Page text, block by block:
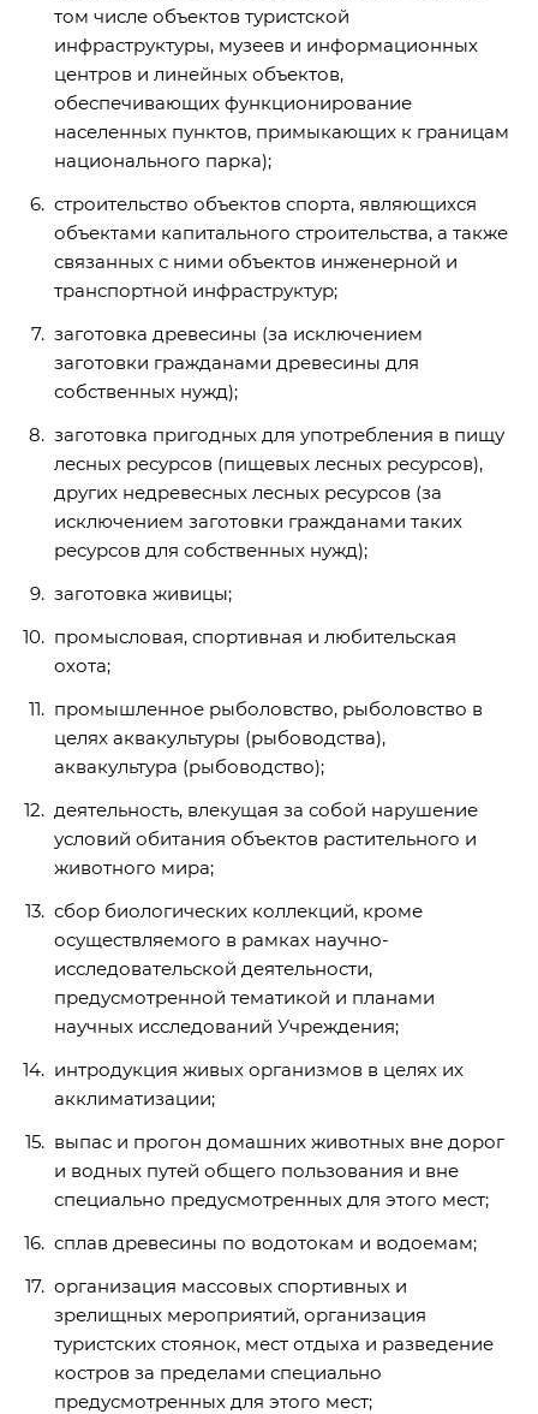
том числе объектов туристской
инфраструктуры, музеев и информационных
центров и линейных объектов,
обеспечивающих функционирование
населенных пунктов, примыкающих к границам
национального парка);
строительство объектов спорта, являющихся
объектами капитального строительства, а также
связанных с ними объектов инженерной и
транспортной инфраструктур;
заготовка древесины (за исключением
заготовки гражданами древесины для
собственных нужд);
заготовка пригодных для употребления в пищу
лесных ресурсов (пищевых лесных ресурсов),
других недревесных лесных ресурсов (за
исключением заготовки гражданами таких
ресурсов для собственных нужд);
заготовка живицы;
промысловая, спортивная и любительская
охота;
промышленное рыболовство, рыболовство в
целях аквакультуры (рыбоводства),
аквакультура (рыбоводство);
деятельность, влекущая за собой нарушение
условий обитания объектов растительного и
животного мира;
сбор биологических коллекций, кроме
осуществляемого в рамках научно-
исследовательской деятельности,
предусмотренной тематикой и планами
научных исследований Учреждения;
интродукция живых организмов в целях их
акклиматизации;
выпас и прогон домашних животных вне дорог
и водных путей общего пользования и вне
специально предусмотренных для этого мест;
сплав древесины по водотокам и водоемам;
организация массовых спортивных и
зрелищных мероприятий, организация
туристских стоянок, мест отдыха и разведение
костров за пределами специально
предусмотренных для этого мест;